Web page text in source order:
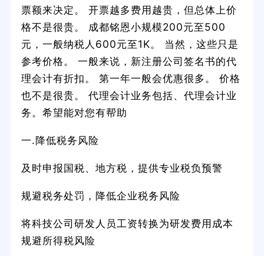
票额来决定。 开票越多费用越贵，但总体上价
格不是很贵。 成都铭恩小规模200元至500
元，一般纳税人600元至1K。 当然，这些只是
参考价格。 一般来说，新注册公司签名书的代
理会计有折扣。 第一年一般会优惠很多。 价格
也不是很贵。 代理会计业务包括、代理会计业
务。希望能对您有帮助
一.降低税务风险
及时申报国税、地方税，提供专业税负预警
规避税务处罚，降低企业税务风险
将科技公司研发人员工资转换为研发费用成本
规避所得税风险